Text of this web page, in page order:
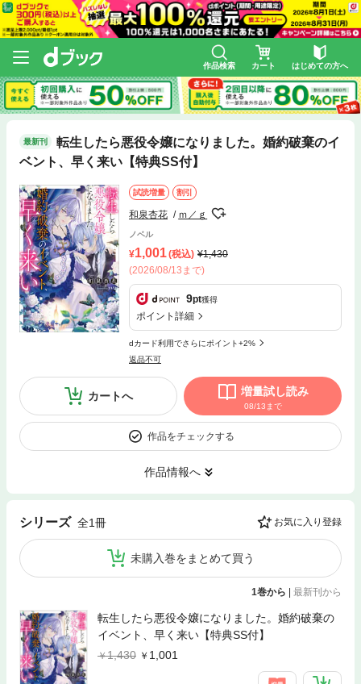
作品検索 カート はじめての方へ
最新刊
転生したら悪役令嬢になりました。婚約破棄のイ
ベント、早く来い【特典SS付】
試読増量 割引
和泉杏花 ｍ／ｇ
ノベル
1,001(税込)
1,430
(2026/08/13まで)
9pt獲得
ポイント詳細
dカード利用でさらにポイント+2%
返品不可
カートへ 増量試し読み
08/13まで
作品をチェックする
作品情報へ
シリーズ 全1冊 お気に入り登録
未購入巻をまとめて買う
1巻から 最新刊から
転生したら悪役令嬢になりました。婚約破棄の
イベント、早く来い【特典SS付】
1,430
1,001